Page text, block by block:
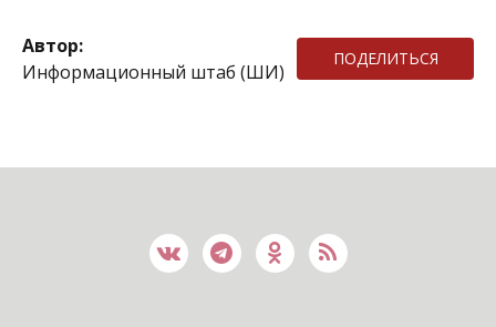
Автор:
Информационный штаб (ШИ)
ПОДЕЛИТЬСЯ